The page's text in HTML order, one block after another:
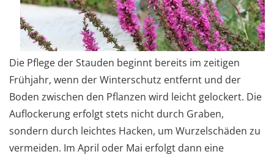
Die Pflege der Stauden beginnt bereits im zeitigen
Frühjahr, wenn der Winterschutz entfernt und der
Boden zwischen den Pflanzen wird leicht gelockert. Die
Auflockerung erfolgt stets nicht durch Graben,
sondern durch leichtes Hacken, um Wurzelschäden zu
vermeiden. Im April oder Mai erfolgt dann eine